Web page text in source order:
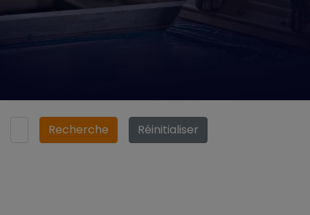
Recherche Réinitialiser